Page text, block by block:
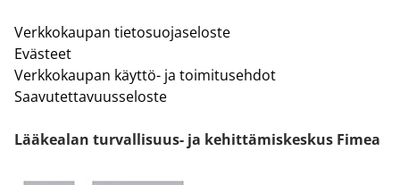
Verkkokaupan tietosuojaseloste
Evästeet
Verkkokaupan käyttö- ja toimitusehdot
Saavutettavuusseloste
Lääkealan turvallisuus- ja kehittämiskeskus Fimea